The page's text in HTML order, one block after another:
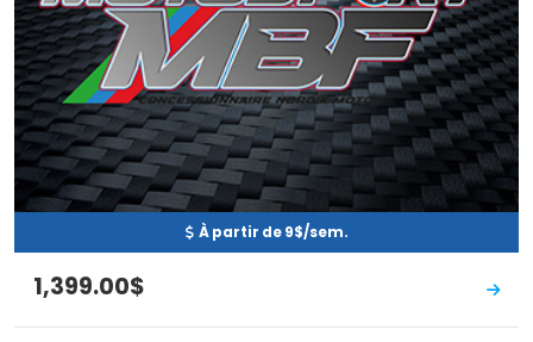
À partir de 9$/sem.
1,399.00$